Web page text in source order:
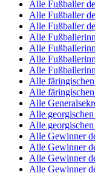
Alle Fußballer
Alle Fußballer
Alle Fußballer
Alle
Alle
Alle
Alle
Alle
Alle
Alle
Alle
Alle
Alle Gewinner
Alle Gewinner
Alle Gewinner
Alle Gewinner